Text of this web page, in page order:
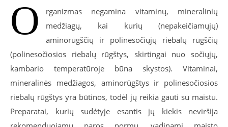
O
rganizmas negamina vitaminų, mineralinių
medžiagų, kai kurių (nepakeičiamųjų)
aminorūgščių ir polinesočiųjų riebalų rūgščių
(polinesočiosios riebalų rūgštys, skirtingai nuo sočiųjų,
kambario temperatūroje būna skystos). Vitaminai,
mineralinės medžiagos, aminorūgštys ir polinesočiosios
riebalų rūgštys yra būtinos, todėl jų reikia gauti su maistu.
Preparatai, kurių sudėtyje esantis jų kiekis neviršija